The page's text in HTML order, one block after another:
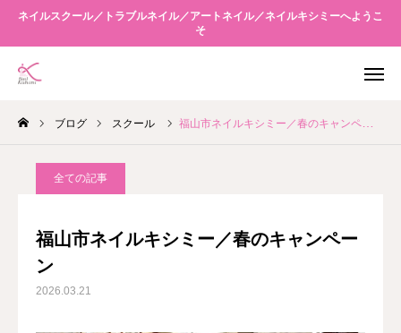
ネイルスクール／トラブルネイル／アートネイル／ネイルキシミーへようこ
そ
ブログ スクール 福山市ネイルキシミー／春のキャンペーン
全ての記事
福山市ネイルキシミー／春のキャンペー
ン
2026.03.21
WEB予約 アクセス
友だち追加